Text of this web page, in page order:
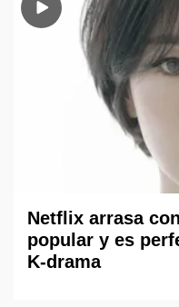
Netflix arrasa
popular y es
K-drama